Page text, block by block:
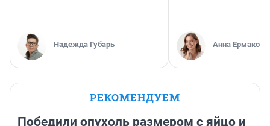
Надежда Губарь Анна Ермакова
РЕКОМЕНДУЕМ
Победили опухоль размером с яйцо и